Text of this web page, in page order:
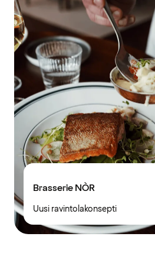
Brasserie NÒR
Uusi ravintolakonsepti